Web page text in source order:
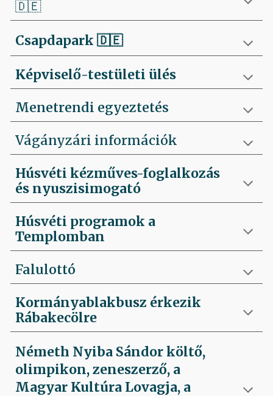
🇩🇪
Csapdapark 🇩🇪
Képviselő-testületi ülés
Menetrendi egyeztetés
Vágányzári információk
Húsvéti kézműves-foglalkozás
és nyuszisimogató
Húsvéti programok a
Templomban
Falulottó
Kormányablakbusz érkezik
Rábakecölre
Németh Nyiba Sándor költő,
olimpikon, zeneszerző, a
Magyar Kultúra Lovagja, a